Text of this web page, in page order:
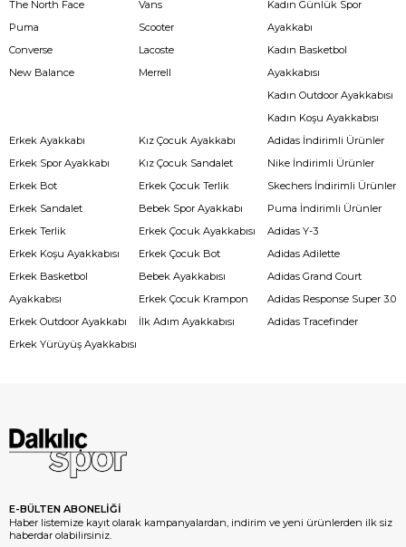
The North Face
Puma
Converse
New Balance
Vans
Scooter
Lacoste
Merrell
Kadın Günlük Spor
Ayakkabı
Kadın Basketbol
Ayakkabısı
Kadın Outdoor Ayakkabısı
Kadın Koşu Ayakkabısı
Erkek Ayakkabı
Erkek Spor Ayakkabı
Erkek Bot
Erkek Sandalet
Erkek Terlik
Erkek Koşu Ayakkabısı
Erkek Basketbol
Ayakkabısı
Erkek Outdoor Ayakkabı
Erkek Yürüyüş Ayakkabısı
Kız Çocuk Ayakkabı
Kız Çocuk Sandalet
Erkek Çocuk Terlik
Bebek Spor Ayakkabı
Erkek Çocuk Ayakkabısı
Erkek Çocuk Bot
Bebek Ayakkabısı
Erkek Çocuk Krampon
İlk Adım Ayakkabısı
Adidas İndirimli Ürünler
Nike İndirimli Ürünler
Skechers İndirimli Ürünler
Puma İndirimli Ürünler
Adidas Y-3
Adidas Adilette
Adidas Grand Court
Adidas Response Super 3.0
Adidas Tracefinder
E-BÜLTEN ABONELİĞİ
Haber listemize kayıt olarak kampanyalardan, indirim ve yeni ürünlerden ilk siz
haberdar olabilirsiniz.